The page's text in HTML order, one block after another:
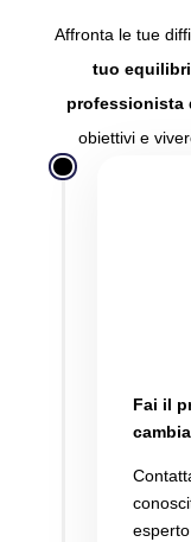
Affronta le tue
tuo
professionista
obiettivi e
Fai il